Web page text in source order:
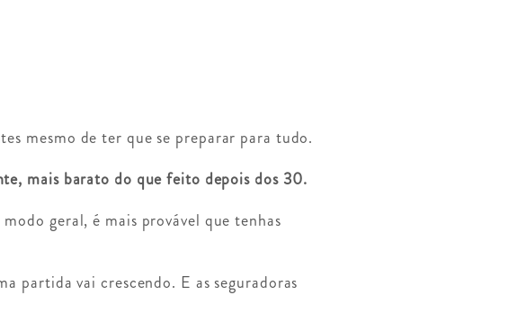
mesmo de ter que se preparar para tudo.
mais barato do que feito depois dos 30.
geral, é mais provável que tenhas
partida vai crescendo. E as seguradoras